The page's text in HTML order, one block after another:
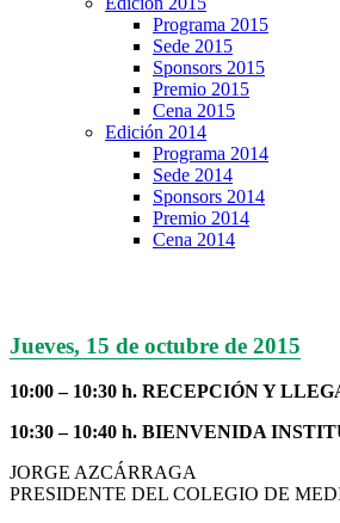
Programa 2015
Sede 2015
Sponsors 2015
Premio 2015
Cena 2015
Edición 2014
Programa 2014
Sede 2014
Sponsors 2014
Premio 2014
Cena 2014
Jueves, 15 de octubre de 2015
10:00 – 10:30 h. RECEPCIÓN Y
10:30 – 10:40 h. BIENVENIDA
JORGE AZCÁRRAGA
PRESIDENTE DEL COLEGIO DE